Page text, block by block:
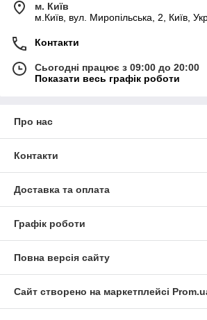
м. Київ
м.Київ, вул. Миропільська, 2, Київ,
Контакти
Сьогодні працює з 09:00 до 20:00
Показати весь графік роботи
Про нас
Контакти
Доставка та оплата
Графік роботи
Повна версія сайту
Сайт створено на маркетплейсі